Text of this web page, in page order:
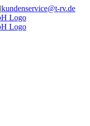
|kundenservice@t-rv.de